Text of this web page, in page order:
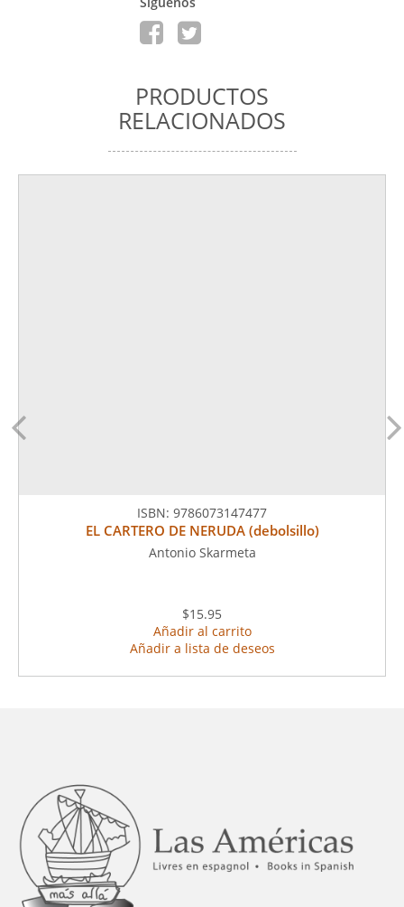
PRODUCTOS
RELACIONADOS
ISBN: 9786073147477
EL CARTERO DE NERUDA (debolsillo)
Antonio Skarmeta
$15.95
Añadir al carrito
Añadir a lista de deseos